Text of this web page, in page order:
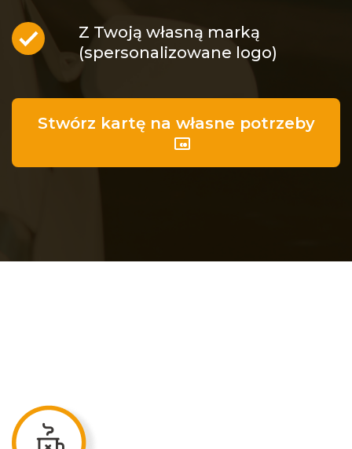
Z Twoją własną marką
(spersonalizowane logo)
Stwórz kartę na własne potrzeby